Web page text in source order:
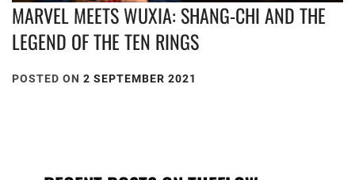
MARVEL MEETS WUXIA: SHANG-CHI AND THE
LEGEND OF THE TEN RINGS
POSTED ON 2 SEPTEMBER 2021